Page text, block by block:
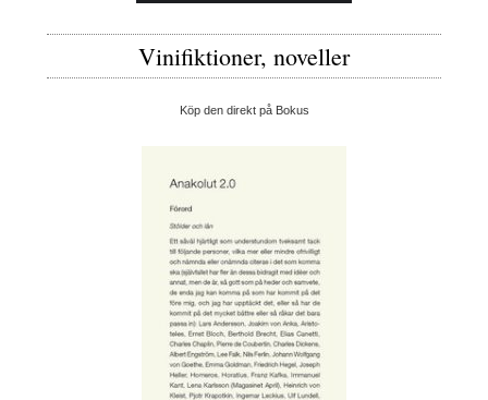
Vinifiktioner, noveller
Köp den direkt på Bokus